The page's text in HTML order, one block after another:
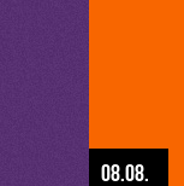
08.08.